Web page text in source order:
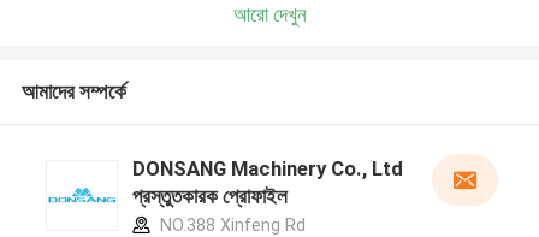
আরো দেখুন
আমাদের সম্পর্কে
DONSANG Machinery Co., Ltd
প্রস্তুতকারক প্রোফাইল
NO.388 Xinfeng Rd